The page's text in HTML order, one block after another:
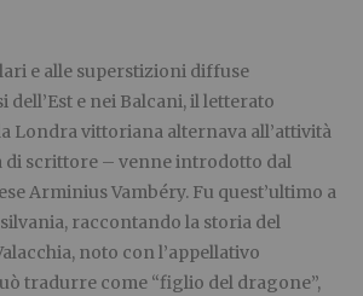
e alle superstizioni diffuse
dell’Est e nei Balcani, il letterato
Londra vittoriana alternava all’attività
di scrittore – venne introdotto dal
Arminius Vambéry. Fu quest’ultimo a
raccontando la storia del
noto con l’appellativo
tradurre come “figlio del dragone”,